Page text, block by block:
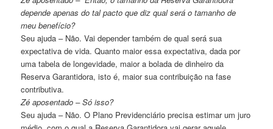
depende apenas do tal pacto que diz qual será o tamanho de
meu benefício?
Seu ajuda – Não. Vai depender também de qual será sua
expectativa de vida. Quanto maior essa expectativa, dada por
uma tabela de longevidade, maior a bolada de dinheiro da
Reserva Garantidora, isto é, maior sua contribuição na fase
contributiva.
Zé aposentado – Só isso?
Seu ajuda – Não. O Plano Previdenciário precisa estimar um juro